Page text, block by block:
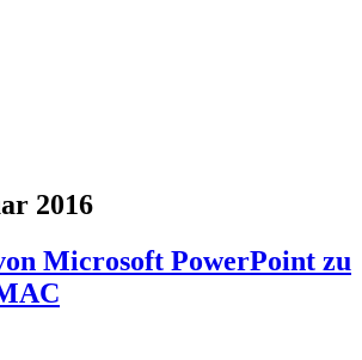
2016
Microsoft PowerPoint zu